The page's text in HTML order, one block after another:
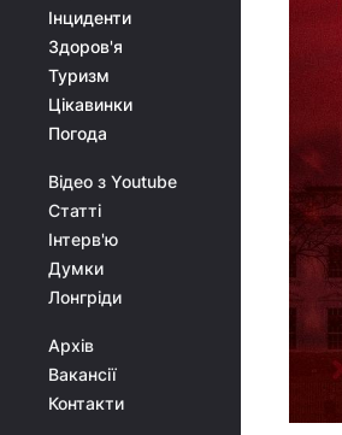
Інциденти
Здоров'я
Туризм
Цікавинки
Погода
Відео з Youtube
Статті
Інтерв'ю
Думки
Лонгріди
Архів
Вакансії
Контакти